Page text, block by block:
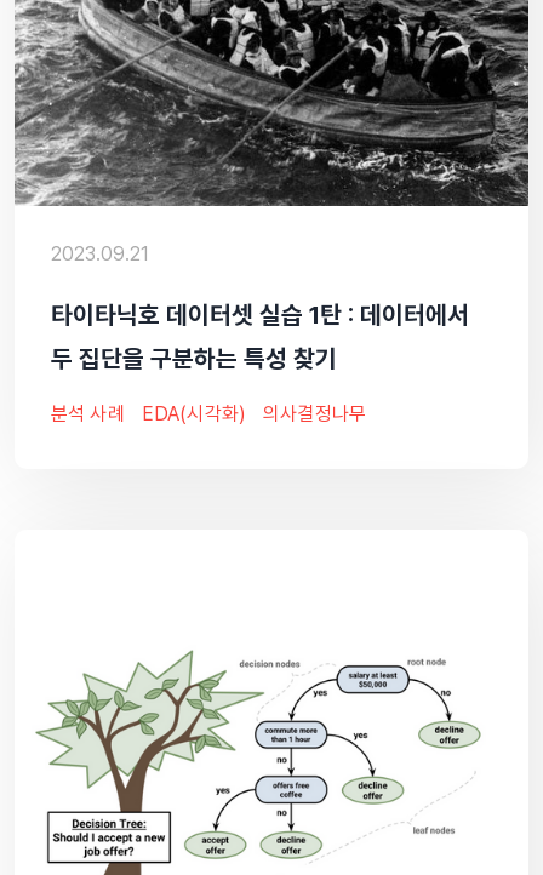
2023.09.21
타이타닉호 데이터셋 실습 1탄 : 데이터에서
두 집단을 구분하는 특성 찾기
분석 사례 EDA(시각화) 의사결정나무